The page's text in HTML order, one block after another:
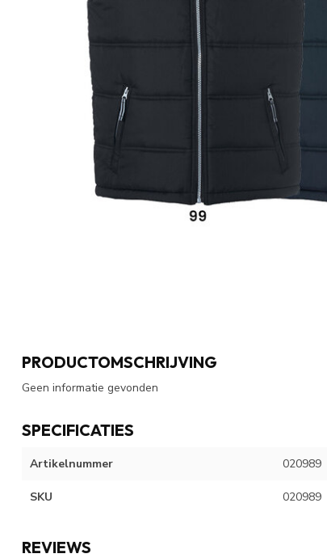
PRODUCTOMSCHRIJVING
Geen informatie gevonden
SPECIFICATIES
Artikelnummer 020989
SKU 020989
REVIEWS